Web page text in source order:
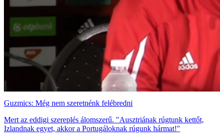
Guzmics: Még nem szeretnénk felébredni
Mert az eddigi szereplés álomszerű. "Ausztriának rúgtunk kettőt,
Izlandnak egyet, akkor a Portugáloknak rúgunk hármat!"